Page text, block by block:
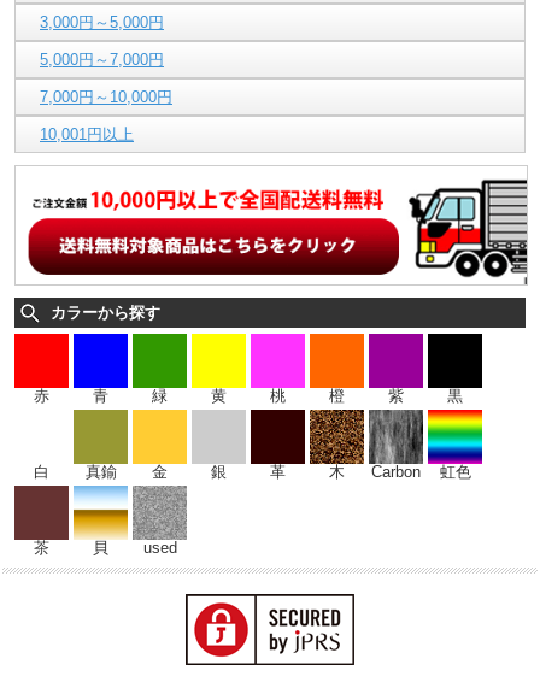
3,000円～5,000円
5,000円～7,000円
7,000円～10,000円
10,001円以上
カラーから探す
赤 青 緑 黄 桃 橙 紫 黒
白 真鍮 金 銀 革 木 Carbon 虹色
茶 貝 used